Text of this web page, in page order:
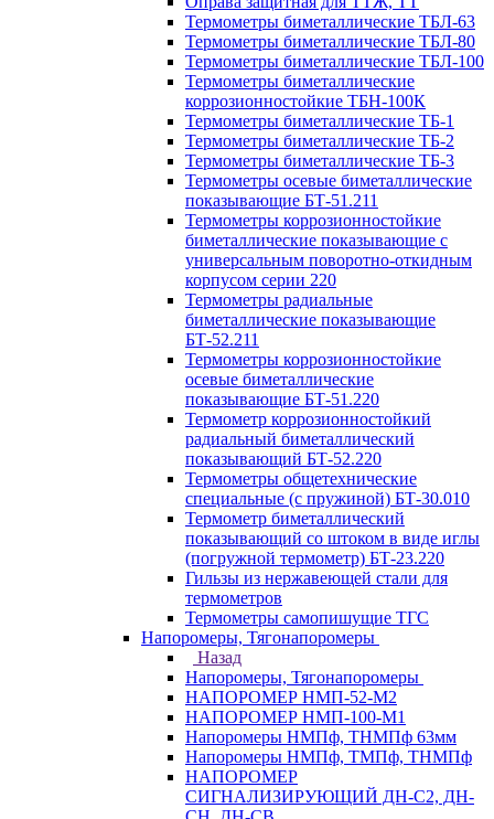
Термометры биметаллические ТБЛ-63
Термометры биметаллические ТБЛ-80
Термометры биметаллические ТБЛ-100
Термометры биметаллические
коррозионностойкие ТБН-100К
Термометры биметаллические ТБ-1
Термометры биметаллические ТБ-2
Термометры биметаллические ТБ-3
Термометры осевые биметаллические
показывающие БТ-51.211
Термометры коррозионностойкие
биметаллические показывающие с
универсальным поворотно-откидным
корпусом серии 220
Термометры радиальные
биметаллические показывающие
БТ-52.211
Термометры коррозионностойкие
осевые биметаллические
показывающие БТ-51.220
Термометр коррозионностойкий
радиальный биметаллический
показывающий БТ-52.220
Термометры общетехнические
специальные (с пружиной) БТ-30.010
Термометр биметаллический
показывающий со штоком в виде иглы
(погружной термометр) БТ-23.220
Гильзы из нержавеющей стали для
термометров
Термометры самопишущие ТГС
Напоромеры, Тягонапоромеры
Назад
Напоромеры, Тягонапоромеры
НАПОРОМЕР НМП-52-М2
НАПОРОМЕР НМП-100-М1
Напоромеры НМПф, ТНМПф 63мм
Напоромеры НМПф, ТМПф, ТНМПф
НАПОРОМЕР
СИГНАЛИЗИРУЮЩИЙ ДН-С2, ДН-